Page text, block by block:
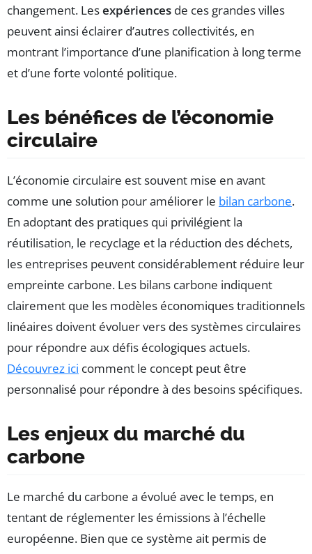
changement. Lesexpériences de ces grandes villes
peuvent ainsi éclairer d’autres collectivités, en
montrant l’importance d’une planification à long terme
et d’une forte volonté politique.
Les bénéfices de l’économie
circulaire
L’économie circulaire est souvent mise en avant
comme une solution pour améliorer le bilan carbone.
En adoptant des pratiques qui privilégient la
réutilisation, le recyclage et la réduction des déchets,
les entreprises peuvent considérablement réduire leur
empreinte carbone. Les bilans carbone indiquent
clairement que les modèles économiques traditionnels
linéaires doivent évoluer vers des systèmes circulaires
pour répondre aux défis écologiques actuels.
Découvrez ici comment le concept peut être
personnalisé pour répondre à des besoins spécifiques.
Les enjeux du marché du
carbone
Le marché du carbone a évolué avec le temps, en
tentant de réglementer les émissions à l’échelle
européenne. Bien que ce système ait permis de